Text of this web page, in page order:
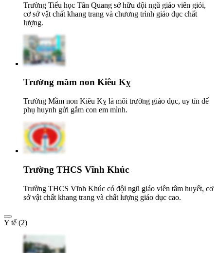
Trường Tiểu học Tân Quang sở hữu đội ngũ giáo viên giỏi,
cơ sở vật chất khang trang và chương trình giáo dục chất
lượng.
Trường mầm non Kiêu Kỵ
Trường Mầm non Kiêu Kỵ là môi trường giáo dục, uy tín để
phụ huynh gửi gắm con em mình.
Trường THCS Vĩnh Khúc
Trường THCS Vĩnh Khúc có đội ngũ giáo viên tâm huyết, cơ
sở vật chất khang trang và chất lượng giáo dục cao.
Y tế (2)